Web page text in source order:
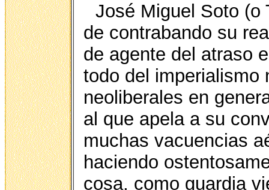
José Miguel Soto (o
de contrabando su
de agente del atraso
todo del imperialismo
neoliberales en
al que apela a su
muchas vacuencias
haciendo
cosa, como guardia